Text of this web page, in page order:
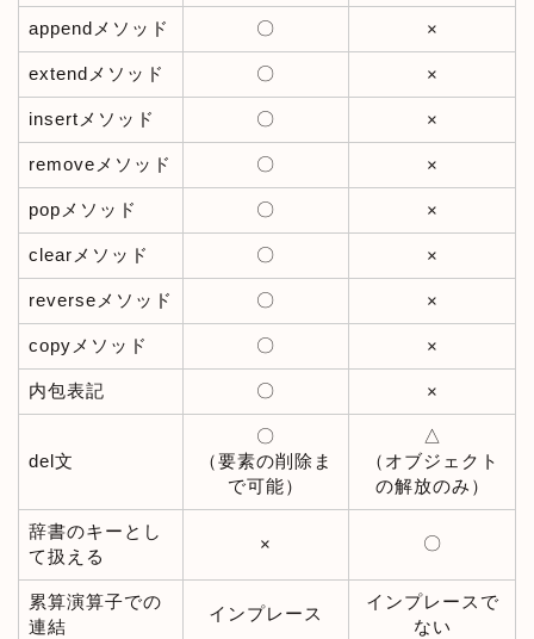
appendメソッド 〇 ×
extendメソッド 〇 ×
insertメソッド 〇 ×
removeメソッド 〇 ×
popメソッド 〇 ×
clearメソッド 〇 ×
reverseメソッド 〇 ×
copyメソッド 〇 ×
内包表記 〇 ×
del文
〇
（要素の削除ま
で可能）
△
（オブジェクト
の解放のみ）
辞書のキーとし
て扱える
× 〇
累算演算子での
連結
インプレース
インプレースで
ない